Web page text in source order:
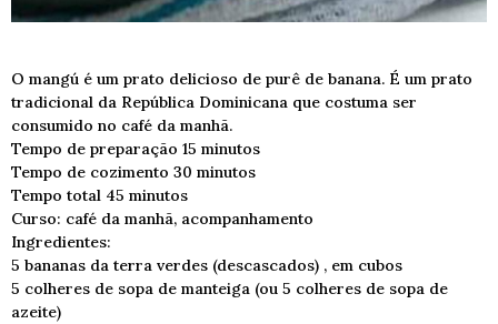
O mangú é um prato delicioso de purê de banana. É um prato
tradicional da República Dominicana que costuma ser
consumido no café da manhã.
Tempo de preparação 15 minutos
Tempo de cozimento 30 minutos
Tempo total 45 minutos
Curso: café da manhã, acompanhamento
Ingredientes:
5 bananas da terra verdes (descascados) , em cubos
5 colheres de sopa de manteiga (ou 5 colheres de sopa de
azeite)